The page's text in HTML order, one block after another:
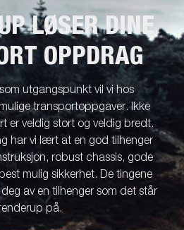
LØSER DINE
OPPDRAG
utgangspunkt vil vi hos
transportoppgaver. Ikke
er veldig stort og veldig bredt.
har vi lært at en god tilhenger
robust chassis, gode
mulig sikkerhet. De tingene
av en tilhenger som det står
på.